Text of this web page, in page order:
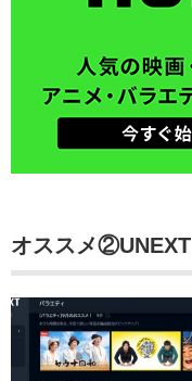
オススメ②UNEXT